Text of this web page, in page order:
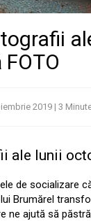
2019 | 3
ale lunii
de socializare
Brumărel
ne ajută să